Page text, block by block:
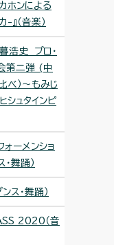
ホンによる
-』（音楽）
浩史 プロ・
第二弾 (中
べ）～もみじ
シュタインピ
ーメンショ
・舞踊）
ス・舞踊）
2020（音